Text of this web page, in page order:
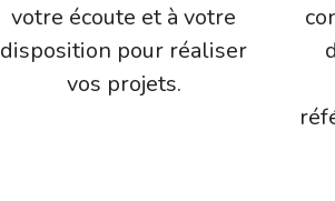
votre écoute et à votre
disposition pour réaliser
vos projets.